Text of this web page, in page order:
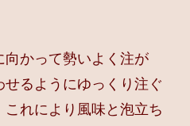
向かって勢いよく注が
るようにゆっくり注ぐ
れにより風味と泡立ち